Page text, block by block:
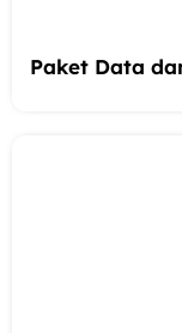
Paket Data